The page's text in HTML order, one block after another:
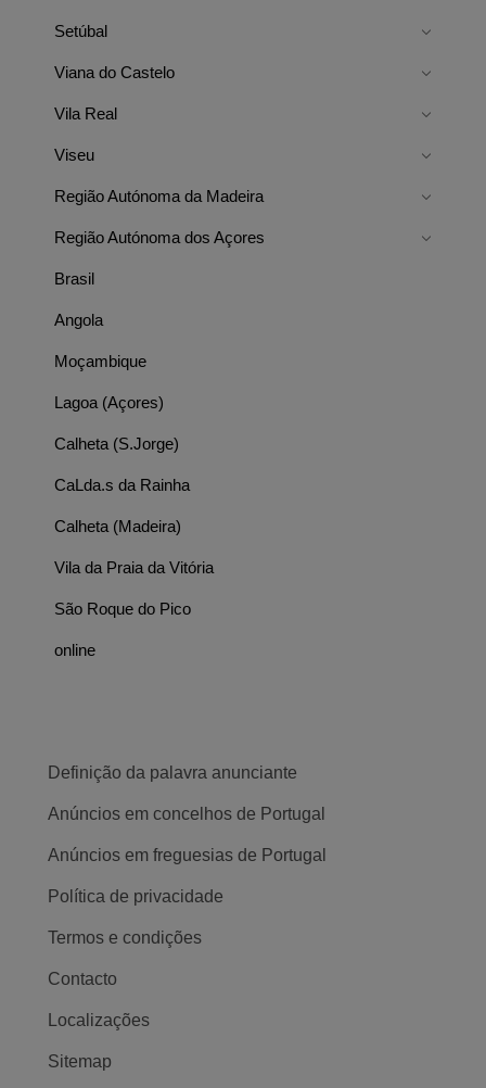
Setúbal
Viana do Castelo
Vila Real
Viseu
Região Autónoma da Madeira
Região Autónoma dos Açores
Brasil
Angola
Moçambique
Lagoa (Açores)
Calheta (S.Jorge)
CaLda.s da Rainha
Calheta (Madeira)
Vila da Praia da Vitória
São Roque do Pico
online
Definição da palavra anunciante
Anúncios em concelhos de Portugal
Anúncios em freguesias de Portugal
Política de privacidade
Termos e condições
Contacto
Localizações
Sitemap